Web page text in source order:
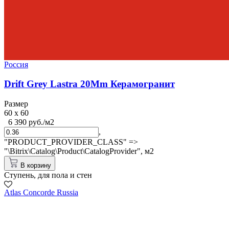
Россия
Drift Grey Lastra 20Mm Керамогранит
Размер
60 x 60
6 390 руб./м2
,
"PRODUCT_PROVIDER_CLASS" =>
"\Bitrix\Catalog\Product\CatalogProvider", м2
В корзину
Ступень, для пола и стен
Atlas Concorde Russia